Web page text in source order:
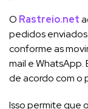
O Rastreio.net
pedidos
conforme as
mail e
de acordo com o
Isso permite que